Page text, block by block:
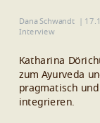
Dana Schwandt
Interview
Katharina
zum Ayurveda
pragmatisch
integrieren.